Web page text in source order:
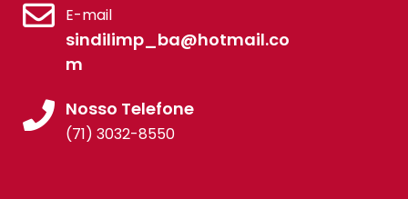
E-mail
sindilimp_ba@hotmail.co
m
Nosso Telefone
(71) 3032-8550